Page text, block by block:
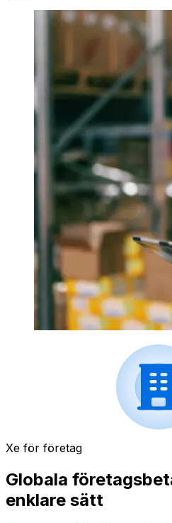
Xe för företag
Globala
enklare sätt